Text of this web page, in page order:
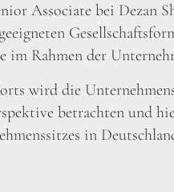
Associate bei Dezan
im Rahmen der
wird die
betrachten und
in